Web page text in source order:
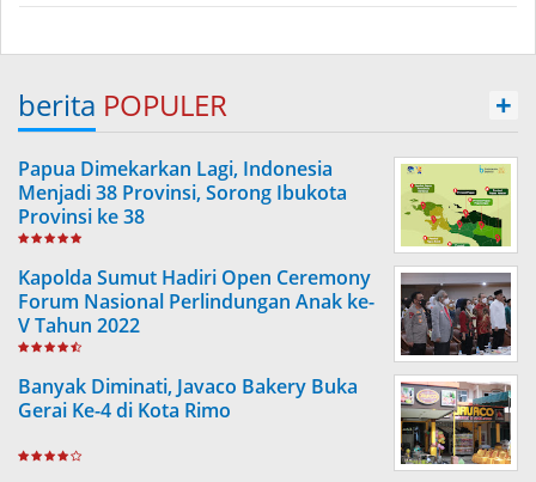
berita POPULER +
Papua Dimekarkan Lagi, Indonesia
Menjadi 38 Provinsi, Sorong Ibukota
Provinsi ke 38
Kapolda Sumut Hadiri Open Ceremony
Forum Nasional Perlindungan Anak ke-
V Tahun 2022
Banyak Diminati, Javaco Bakery Buka
Gerai Ke-4 di Kota Rimo